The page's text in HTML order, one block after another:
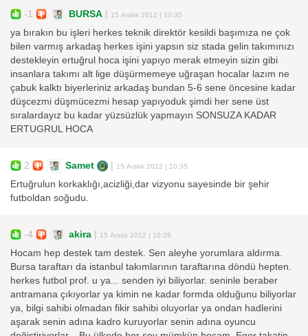
-1 BURSA | 15 Aralık 2012 | 10:35
ya bırakın bu işleri herkes teknik direktör kesildi başımıza ne çok
bilen varmış arkadaş herkes işini yapsın siz stada gelin takımınızı
destekleyin ertuğrul hoca işini yapıyo merak etmeyin sizin gibi
insanlara takımı alt lige düşürmemeye uğraşan hocalar lazım ne
çabuk kalktı biyerleriniz arkadaş bundan 5-6 sene öncesine kadar
düşcezmi düşmücezmi hesap yapıyoduk şimdi her sene üst
sıralardayız bu kadar yüzsüzlük yapmayın SONSUZA KADAR
ERTUGRUL HOCA
2 Samet | 15 Aralık 2012 | 10:35
Ertuğrulun korkaklığı,acizliği,dar vizyonu sayesinde bir şehir
futboldan soğudu.
-4 akira | 15 Aralık 2012 | 10:28
Hocam hep destek tam destek. Sen aleyhe yorumlara aldırma.
Bursa taraftarı da istanbul takımlarının taraftarına döndü hepten.
herkes futbol prof. u ya... senden iyi biliyorlar. seninle beraber
antramana çıkıyorlar ya kimin ne kadar formda olduğunu biliyorlar
ya, bilgi sahibi olmadan fikir sahibi oluyorlar ya ondan hadlerini
aşarak senin adına kadro kuruyorlar senin adına oyuncu